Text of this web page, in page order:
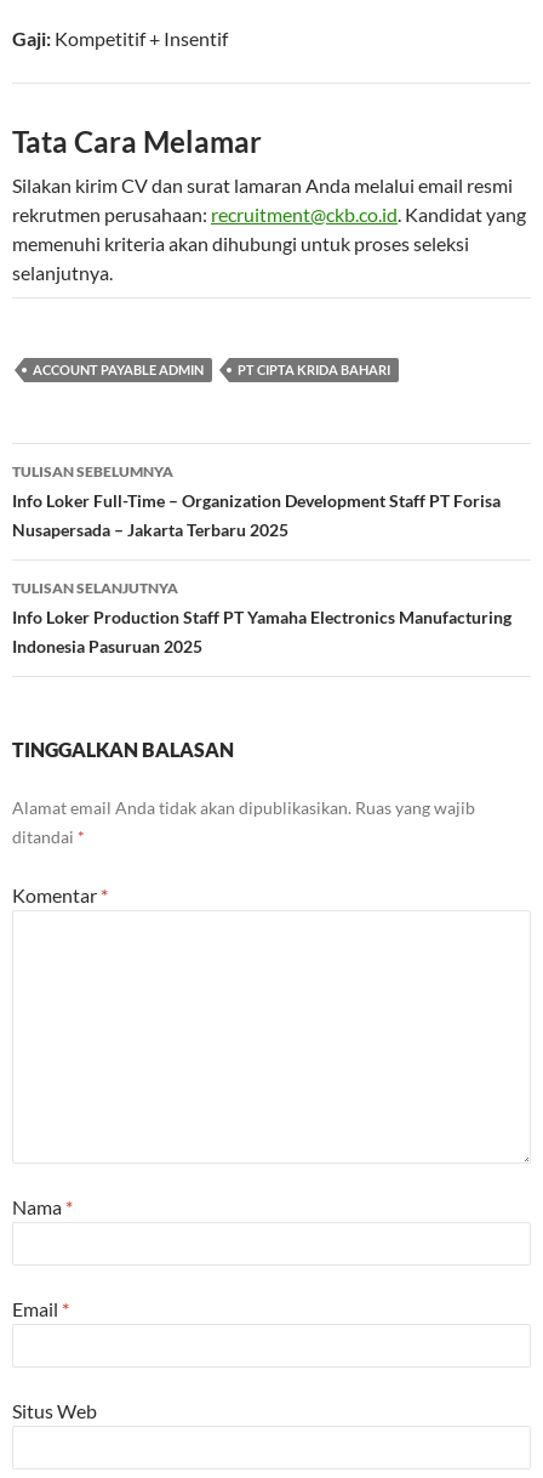
Gaji: Kompetitif+ Insentif
Tata Cara Melamar
Silakan kirim CV dan surat lamaran Anda melalui email resmi
rekrutmen perusahaan: recruitment@ckb.co.id. Kandidat yang
memenuhi kriteria akan dihubungi untuk proses seleksi
selanjutnya.
ACCOUNT PAYABLE ADMIN PT CIPTA KRIDA BAHARI
Navigasi
Tulisan
TULISAN SEBELUMNYA
Info Loker Full-Time – Organization Development Staff PT Forisa
Nusapersada – Jakarta Terbaru 2025
TULISAN SELANJUTNYA
Info Loker Production Staff PT Yamaha Electronics Manufacturing
Indonesia Pasuruan 2025
TINGGALKAN BALASAN
Alamat email Anda tidak akan dipublikasikan. Ruas yang wajib
ditandai *
Komentar *
Nama *
Email *
Situs Web